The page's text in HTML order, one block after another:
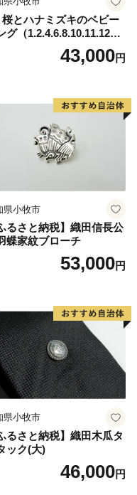
合を除き、第三者に
はございません。な
の使い道に関する報
納税に関する情報提供
手段として、電子メ
の郵送をさせていた
は資料の郵送停止等
さと納税担当
絡ください。
桜とハナミズキのベビー
グ（1.2.4.6.8.10.11.12
43,000円
県小牧市
るさと納税】織田信長公
蝶家紋ブローチ
53,000円
県小牧市
るさと納税】織田木瓜タ
ック(大)
46,000円